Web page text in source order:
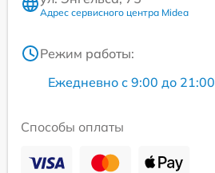
Адрес сервисного центра Midea
Режим работы:
Ежедневно с 9:00 до 21:00
Способы оплаты